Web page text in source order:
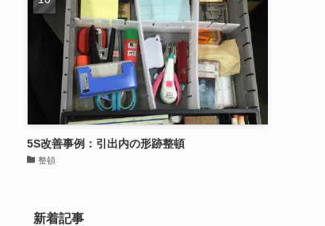
5S改善事例：引出内の形跡整頓
整頓
新着記事